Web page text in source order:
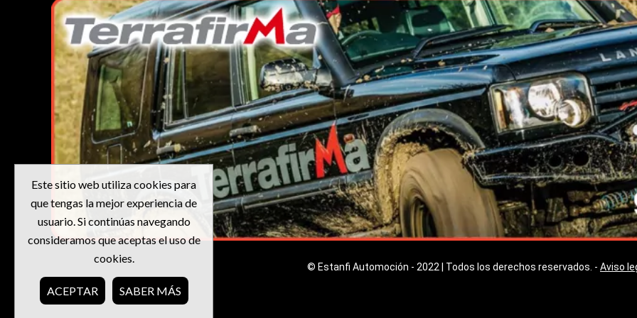
© Estanfi Automoción - 2022 | Todos los derechos reservados. - Aviso
Este sitio web utiliza cookies para
que tengas la mejor experiencia de
usuario. Si continúas navegando
consideramos que aceptas el uso de
cookies.
ACEPTAR SABER MÁS